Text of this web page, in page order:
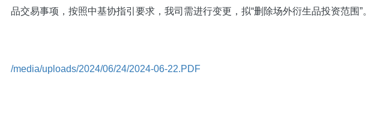
品交易事项，按照中基协指引要求，我司需进行变更，拟“删除场外衍生品投资范围”。
/media/uploads/2024/06/24/2024-06-22.PDF